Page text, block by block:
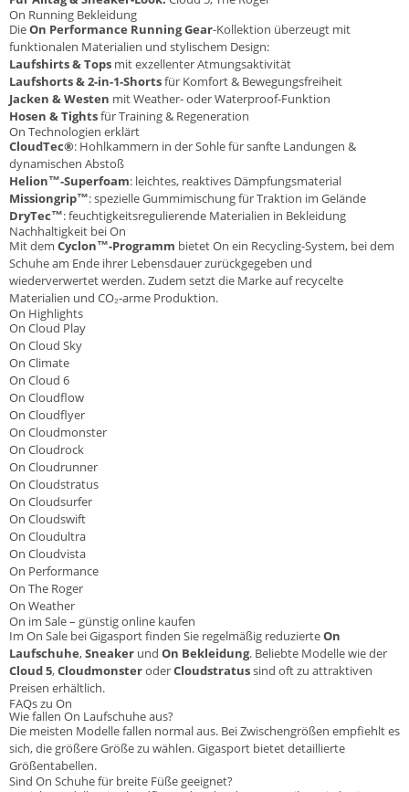
On Running Bekleidung
DieOn Performance Running Gear-Kollektion überzeugt mit
funktionalen Materialien und stylischem Design:
Laufshirts & Tops mit exzellenter Atmungsaktivität
Laufshorts & 2-in-1-Shortsfür Komfort & Bewegungsfreiheit
Jacken & Westen mit Weather- oder Waterproof-Funktion
Hosen & Tightsfür Training & Regeneration
On Technologien erklärt
CloudTec®: Hohlkammern in der Sohle für sanfte Landungen &
dynamischen Abstoß
Helion™-Superfoam: leichtes, reaktives Dämpfungsmaterial
Missiongrip™: spezielle Gummimischung für Traktion im Gelände
DryTec™: feuchtigkeitsregulierende Materialien in Bekleidung
Nachhaltigkeit bei On
Mit dem Cyclon™-Programm bietet On ein Recycling-System, bei dem
Schuhe am Ende ihrer Lebensdauer zurückgegeben und
wiederverwertet werden. Zudem setzt die Marke auf recycelte
Materialien und CO₂-arme Produktion.
On Highlights
On Cloud Play
On Cloud Sky
On Climate
On Cloud 6
On Cloudflow
On Cloudflyer
On Cloudmonster
On Cloudrock
On Cloudrunner
On Cloudstratus
On Cloudsurfer
On Cloudswift
On Cloudultra
On Cloudvista
On Performance
On The Roger
On Weather
On im Sale – günstig online kaufen
Im On Sale bei Gigasport finden Sie regelmäßig reduzierteOn
Laufschuhe,Sneaker und On Bekleidung. Beliebte Modelle wie der
Cloud 5,CloudmonsteroderCloudstratussind oft zu attraktiven
Preisen erhältlich.
FAQs zu On
Wie fallen On Laufschuhe aus?
Die meisten Modelle fallen normal aus. Bei Zwischengrößen empfiehlt es
sich, die größere Größe zu wählen. Gigasport bietet detaillierte
Größentabellen.
Sind On Schuhe für breite Füße geeignet?